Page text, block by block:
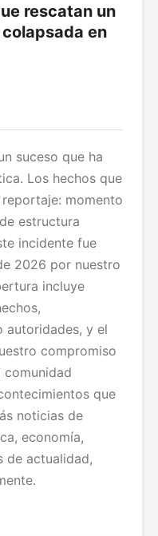
rescatan un
en
suceso que ha
Los hechos que
momento
estructura
incidente fue
2026 por nuestro
incluye
autoridades, y el
compromiso
comunidad
que
noticias de
economía,
de actualidad,